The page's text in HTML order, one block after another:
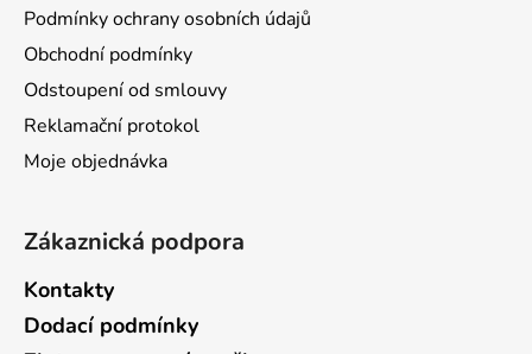
Podmínky ochrany osobních údajů
Obchodní podmínky
Odstoupení od smlouvy
Reklamační protokol
Moje objednávka
Zákaznická podpora
Kontakty
Dodací podmínky